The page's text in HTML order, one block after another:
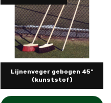
Lijnenveger gebogen 45º
(kunststof)